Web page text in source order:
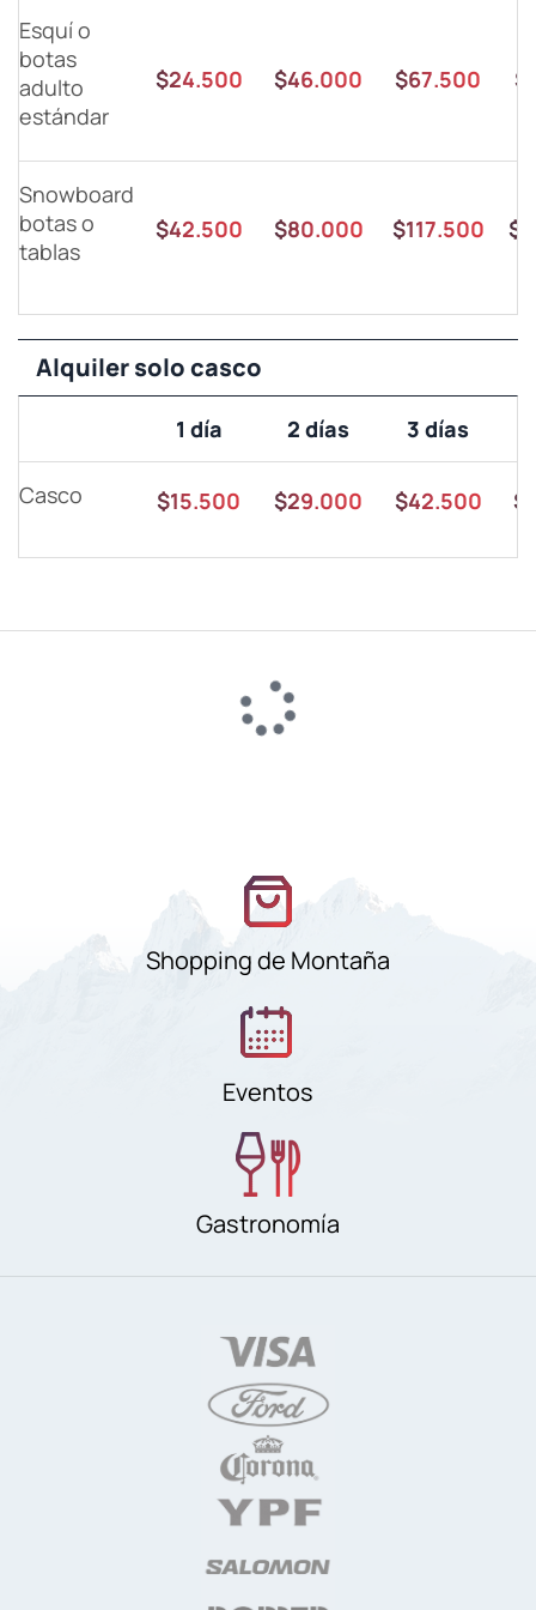
Esquí o
botas
adulto
estándar
$24.500 $46.000 $67.500
Snowboard
botas o
tablas
$42.500 $80.000 $117.500
Alquiler solo casco
1 día 2 días 3 días
Casco $15.500 $29.000 $42.500
Shopping de Montaña
Eventos
Gastronomía